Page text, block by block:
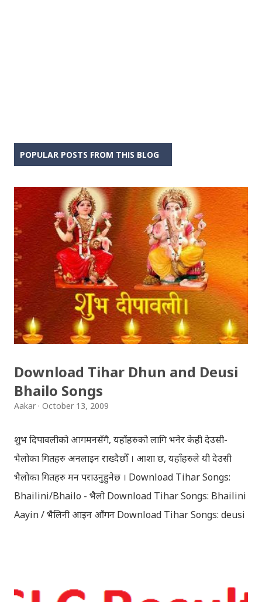
POPULAR POSTS FROM THIS BLOG
Download Tihar Dhun and Deusi
Bhailo Songs
Aakar October 13, 2009
शुभ दिपावलीको आगमनसँगै, यहाँहरुको लागि भनेर केही देउसी-
भैलोका गितहरु अनलाइन राख्दैछौँ । आशा छ, यहाँहरुले यी देउसी
भैलोका गितहरु मन पराउनुहुनेछ । Download Tihar Songs:
Bhailini/Bhailo - भैलो Download Tihar Songs: Bhailini
Aayin / भैलिनी आइन आँगन Download Tihar Songs: deusi
Download: Tihar Dhun (Deusi,Bhailo)/ तिहार धुन(देउसी